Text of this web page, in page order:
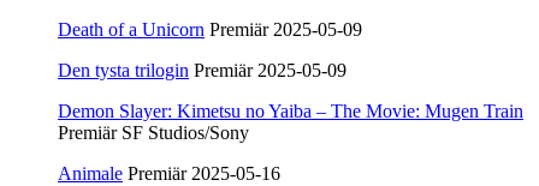
Death of a Unicorn Premiär 2025-05-09
Den tysta trilogin Premiär 2025-05-09
Demon Slayer: Kimetsu no Yaiba – The Movie: Mugen Train
Premiär SF Studios/Sony
Animale Premiär 2025-05-16